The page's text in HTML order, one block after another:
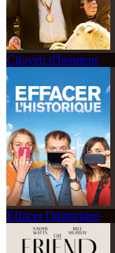
Citoyen d'honneur
Effacer l'historique